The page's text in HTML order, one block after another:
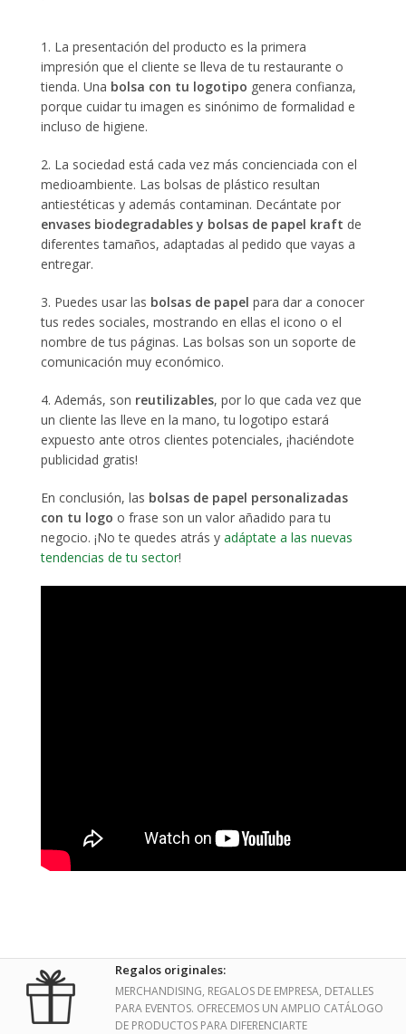
1. La presentación del producto es la primera
impresión que el cliente se lleva de tu restaurante o
tienda. Una bolsa con tu logotipo genera confianza,
porque cuidar tu imagen es sinónimo de formalidad e
incluso de higiene.
2. La sociedad está cada vez más concienciada con el
medioambiente. Las bolsas de plástico resultan
antiestéticas y además contaminan. Decántate por
envases biodegradables y bolsas de papel kraft de
diferentes tamaños, adaptadas al pedido que vayas a
entregar.
3. Puedes usar las bolsas de papel para dar a conocer
tus redes sociales, mostrando en ellas el icono o el
nombre de tus páginas. Las bolsas son un soporte de
comunicación muy económico.
4. Además, son reutilizables, por lo que cada vez que
un cliente las lleve en la mano, tu logotipo estará
expuesto ante otros clientes potenciales, ¡haciéndote
publicidad gratis!
En conclusión, las bolsas de papel personalizadas
con tu logo o frase son un valor añadido para tu
negocio. ¡No te quedes atrás y adáptate a las nuevas
tendencias de tu sector!
Regalos originales:
MERCHANDISING, REGALOS DE EMPRESA, DETALLES
PARA EVENTOS. OFRECEMOS UN AMPLIO CATÁLOGO
DE PRODUCTOS PARA DIFERENCIARTE